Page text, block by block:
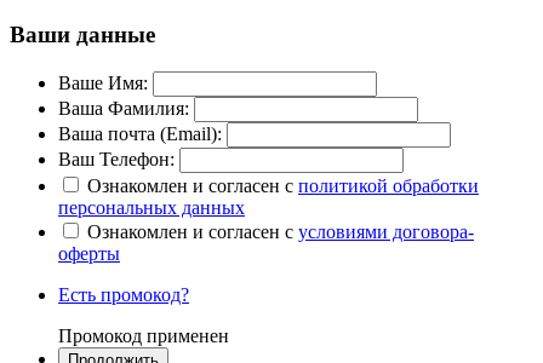
Ваши данные
Ваше Имя:
Ваша Фамилия:
Ваша почта (Email):
Ваш Телефон:
Ознакомлен и согласен с политикой обработки
персональных данных
Ознакомлен и согласен с условиями договора-
оферты
Есть промокод?
Промокод применен